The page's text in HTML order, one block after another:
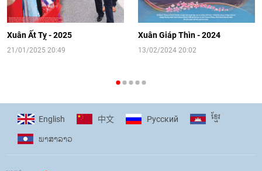
[Video] Đối ngoại nhân dân Thủ đô
hướng tới kết nối hiệu quả nguồn lực
người Việt Nam ở nước ngoài
16:58|10/06/2026
phó với biến đổi khí hậu
17:07|09/06/2026
Xuân Ất Tỵ - 2025
21/01/2025 20:49
Xuân Giáp Thìn - 2024
13/02/2024 20:02
English 中文 Pусский ខ្មែរ
ພາ​ສາ​ລາວ